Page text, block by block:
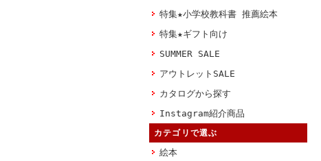
特集★小学校教科書 推薦絵本
特集★ギフト向け
SUMMER SALE
アウトレットSALE
カタログから探す
Instagram紹介商品
カテゴリで選ぶ
絵本